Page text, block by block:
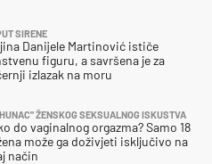
SIRENE
Danijele Martinović ističe
figuru, a savršena je za
izlazak na moru
ŽENSKOG SEKSUALNOG ISKUSTVA
do vaginalnog orgazma? Samo 18
može ga doživjeti isključivo na
način